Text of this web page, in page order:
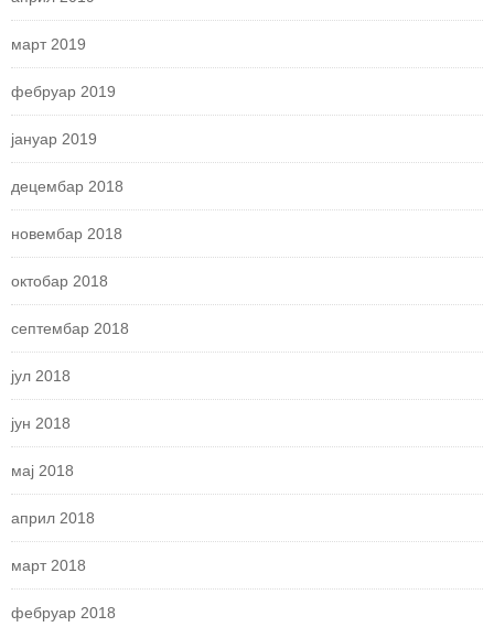
март 2019
фебруар 2019
јануар 2019
децембар 2018
новембар 2018
октобар 2018
септембар 2018
јул 2018
јун 2018
мај 2018
април 2018
март 2018
фебруар 2018